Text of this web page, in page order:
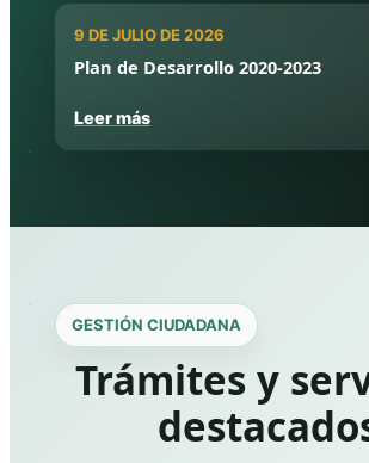
9 DE JULIO DE 2026
Plan de Desarrollo 2020-2023
Leer más
GESTIÓN CIUDADANA
Trámites y